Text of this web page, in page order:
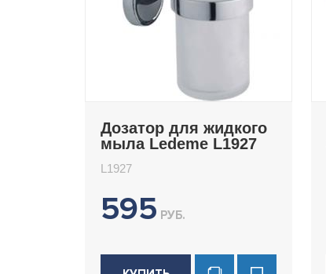
Дозатор для жидкого
мыла Ledeme L1927
L1927
595 РУБ.